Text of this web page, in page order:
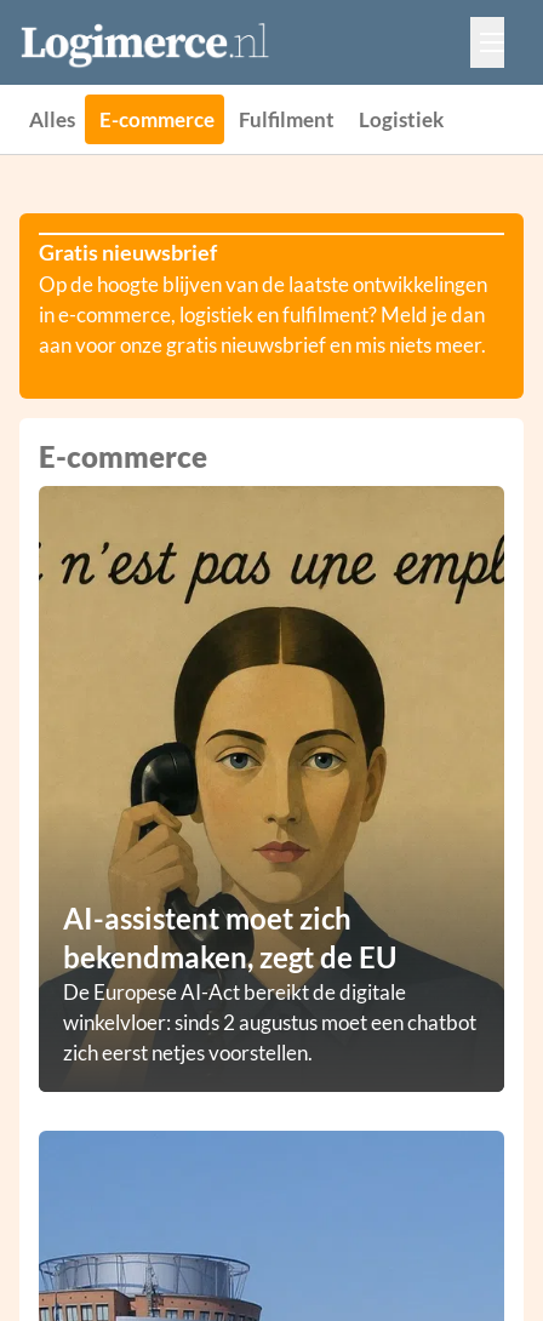
Vacatures
Events
Adverteren
Partners
Alles E-commerce Fulfilment Logistiek
Gratis nieuwsbrief
Op de hoogte blijven van de laatste ontwikkelingen
in e-commerce, logistiek en fulfilment? Meld je dan
aan voor onze gratis nieuwsbrief en mis niets meer.
E-commerce
AI-assistent moet zich
bekendmaken, zegt de EU
De Europese AI-Act bereikt de digitale
winkelvloer: sinds 2 augustus moet een chatbot
zich eerst netjes voorstellen.